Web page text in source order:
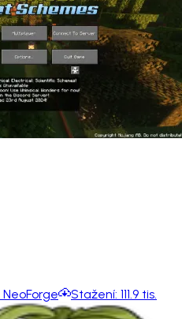
NeoForge Stažení: 111.9 tis.